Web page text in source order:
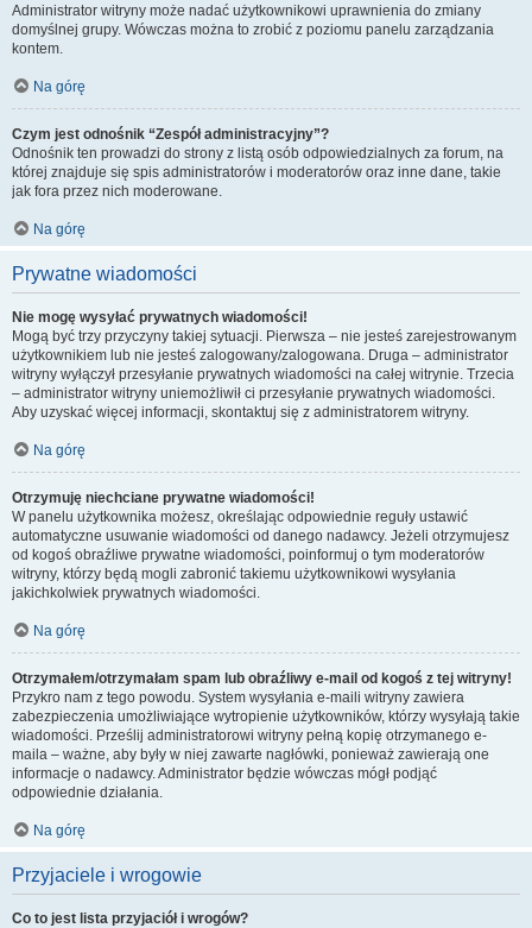
Administrator witryny może nadać użytkownikowi uprawnienia do zmiany
domyślnej grupy. Wówczas można to zrobić z poziomu panelu zarządzania
kontem.
Na górę
Czym jest odnośnik “Zespół administracyjny”?
Odnośnik ten prowadzi do strony z listą osób odpowiedzialnych za forum, na
której znajduje się spis administratorów i moderatorów oraz inne dane, takie
jak fora przez nich moderowane.
Na górę
Prywatne wiadomości
Nie mogę wysyłać prywatnych wiadomości!
Mogą być trzy przyczyny takiej sytuacji. Pierwsza – nie jesteś zarejestrowanym
użytkownikiem lub nie jesteś zalogowany/zalogowana. Druga – administrator
witryny wyłączył przesyłanie prywatnych wiadomości na całej witrynie. Trzecia
– administrator witryny uniemożliwił ci przesyłanie prywatnych wiadomości.
Aby uzyskać więcej informacji, skontaktuj się z administratorem witryny.
Na górę
Otrzymuję niechciane prywatne wiadomości!
W panelu użytkownika możesz, określając odpowiednie reguły ustawić
automatyczne usuwanie wiadomości od danego nadawcy. Jeżeli otrzymujesz
od kogoś obraźliwe prywatne wiadomości, poinformuj o tym moderatorów
witryny, którzy będą mogli zabronić takiemu użytkownikowi wysyłania
jakichkolwiek prywatnych wiadomości.
Na górę
Otrzymałem/otrzymałam spam lub obraźliwy e-mail od kogoś z tej witryny!
Przykro nam z tego powodu. System wysyłania e-maili witryny zawiera
zabezpieczenia umożliwiające wytropienie użytkowników, którzy wysyłają takie
wiadomości. Prześlij administratorowi witryny pełną kopię otrzymanego e-
maila – ważne, aby były w niej zawarte nagłówki, ponieważ zawierają one
informacje o nadawcy. Administrator będzie wówczas mógł podjąć
odpowiednie działania.
Na górę
Przyjaciele i wrogowie
Co to jest lista przyjaciół i wrogów?